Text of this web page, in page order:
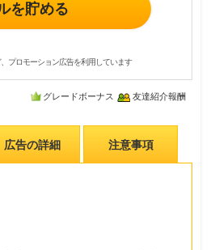
を貯める
プロモーション広告を利用しています
グレードボーナス 友達紹介報酬
広告の詳細 注意事項